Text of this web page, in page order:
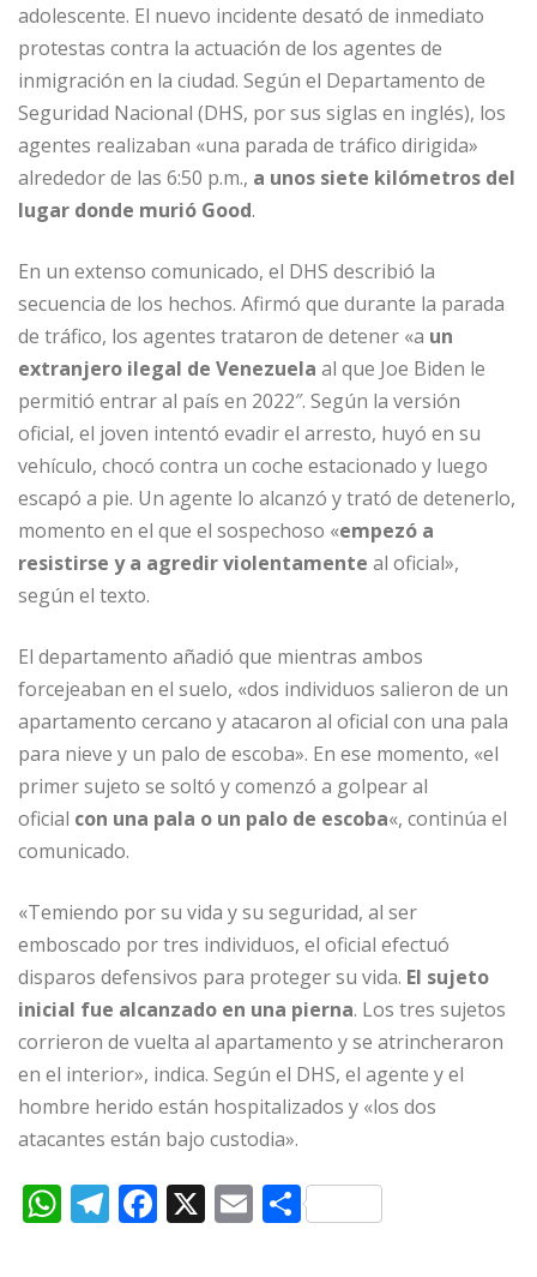
adolescente. El nuevo incidente desató de inmediato
protestas contra la actuación de los agentes de
inmigración en la ciudad. Según el Departamento de
Seguridad Nacional (DHS, por sus siglas en inglés), los
agentes realizaban «una parada de tráfico dirigida»
alrededor de las 6:50 p.m., a unos siete kilómetros del
lugar donde murió Good.
En un extenso comunicado, el DHS describió la
secuencia de los hechos. Afirmó que durante la parada
de tráfico, los agentes trataron de detener «a un
extranjero ilegal de Venezuela al que Joe Biden le
permitió entrar al país en 2022″. Según la versión
oficial, el joven intentó evadir el arresto, huyó en su
vehículo, chocó contra un coche estacionado y luego
escapó a pie. Un agente lo alcanzó y trató de detenerlo,
momento en el que el sospechoso «empezó a
resistirse y a agredir violentamente al oficial»,
según el texto.
El departamento añadió que mientras ambos
forcejeaban en el suelo, «dos individuos salieron de un
apartamento cercano y atacaron al oficial con una pala
para nieve y un palo de escoba». En ese momento, «el
primer sujeto se soltó y comenzó a golpear al
oficial con una pala o un palo de escoba«, continúa el
comunicado.
«Temiendo por su vida y su seguridad, al ser
emboscado por tres individuos, el oficial efectuó
disparos defensivos para proteger su vida. El sujeto
inicial fue alcanzado en una pierna. Los tres sujetos
corrieron de vuelta al apartamento y se atrincheraron
en el interior», indica. Según el DHS, el agente y el
hombre herido están hospitalizados y «los dos
atacantes están bajo custodia».
W T F X E C